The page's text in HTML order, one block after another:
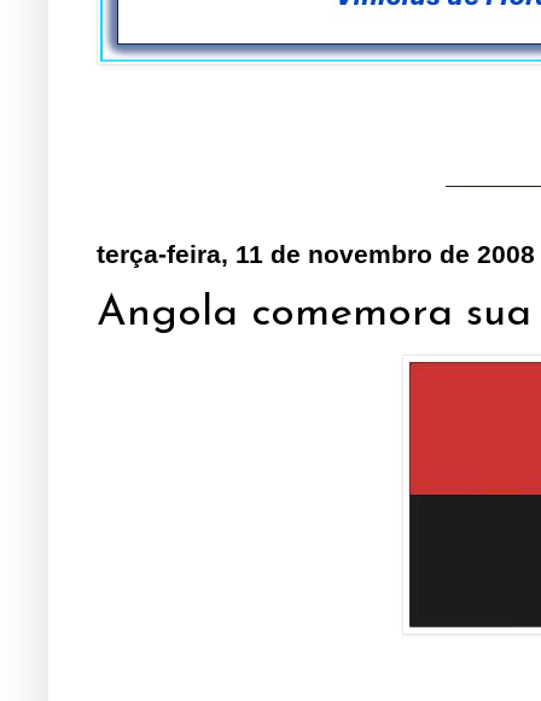
terça-feira, 11 de novembro de 2008
Angola comemora